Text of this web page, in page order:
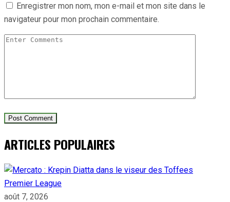
Enregistrer mon nom, mon e-mail et mon site dans le
navigateur pour mon prochain commentaire.
ARTICLES POPULAIRES
Premier League
août 7, 2026